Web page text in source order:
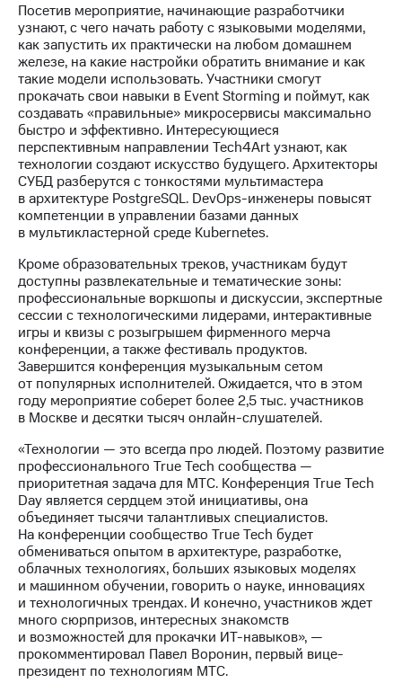
Описание
Еврооблигации-2023
Уведомление
о
погашении
именных
облигаций
Другое
Регистратор
Реквизиты
Контакты
развитие
деловая этика
Посетив мероприятие, начинающие разработчики
узнают, с чего начать работу с языковыми моделями,
как запустить их практически на любом домашнем
железе, на какие настройки обратить внимание и как
такие модели использовать. Участники смогут
прокачать свои навыки в Event Storming и поймут, как
создавать «правильные» микросервисы максимально
быстро и эффективно. Интересующиеся
перспективным направлении Tech4Art узнают, как
технологии создают искусство будущего. Архитекторы
СУБД разберутся с тонкостями мультимастера
в архитектуре PostgreSQL. DevOps-инженеры повысят
компетенции в управлении базами данных
в мультикластерной среде Kubernetes.
Кроме образовательных треков, участникам будут
доступны развлекательные и тематические зоны:
профессиональные воркшопы и дискуссии, экспертные
сессии с технологическими лидерами, интерактивные
игры и квизы с розыгрышем фирменного мерча
конференции, а также фестиваль продуктов.
Завершится конференция музыкальным сетом
от популярных исполнителей. Ожидается, что в этом
году мероприятие соберет более 2,5 тыс. участников
в Москве и десятки тысяч онлайн-слушателей.
«Технологии — это всегда про людей. Поэтому развитие
профессионального True Tech сообщества —
приоритетная задача для МТС. Конференция True Tech
Day является сердцем этой инициативы, она
объединяет тысячи талантливых специалистов.
На конференции сообщество True Tech будет
обмениваться опытом в архитектуре, разработке,
облачных технологиях, больших языковых моделях
и машинном обучении, говорить о науке, инновациях
и технологичных трендах. И конечно, участников ждет
много сюрпризов, интересных знакомств
и возможностей для прокачки ИТ-навыков», —
прокомментировал Павел Воронин, первый вице-
президент по технологиям МТС.